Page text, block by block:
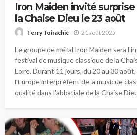
Iron Maiden invité
la Chaise Dieu le 23 août
Terry Toirachié 21 août 2025
Le groupe de métal Iron Maiden sera
festival de musique classique de la
Loire. Durant 11 jours, du 20 au 30
l’Europe interprètent de la musique
qualité dans l'abbatiale de la Chaise